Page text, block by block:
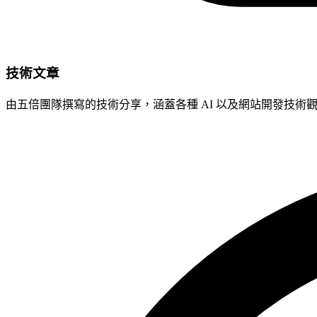
技術文章
由五倍團隊撰寫的技術分享，涵蓋各種 AI 以及網站開發技術